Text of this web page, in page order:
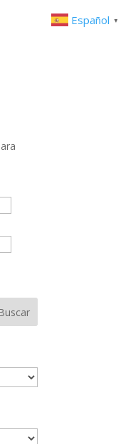
Español ▼